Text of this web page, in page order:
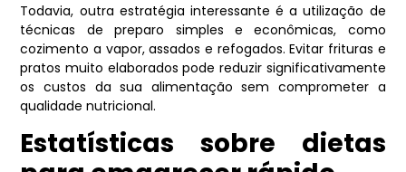
Todavia, outra estratégia interessante é a utilização de
técnicas de preparo simples e econômicas, como
cozimento a vapor, assados e refogados. Evitar frituras e
pratos muito elaborados pode reduzir significativamente
os custos da sua alimentação sem comprometer a
qualidade nutricional.
Estatísticas sobre dietas